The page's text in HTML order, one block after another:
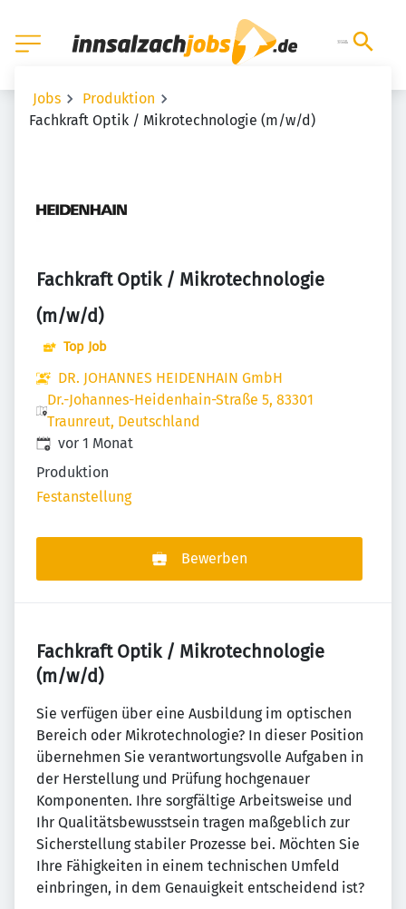
Jobs
Produktion
Fachkraft Optik / Mikrotechnologie (m/w/d)
Fachkraft Optik / Mikrotechnologie
(m/w/d)
Top Job
DR. JOHANNES HEIDENHAIN GmbH
Dr.-Johannes-Heidenhain-Straße 5, 83301
Traunreut, Deutschland
Veröffentlicht:
vor 1 Monat
Produktion
Festanstellung
Bewerben
Fachkraft Optik / Mikrotechnologie
(m/w/d)
Sie verfügen über eine Ausbildung im optischen
Bereich oder Mikrotechnologie? In dieser Position
übernehmen Sie verantwortungsvolle Aufgaben in
der Herstellung und Prüfung hochgenauer
Komponenten. Ihre sorgfältige Arbeitsweise und
Ihr Qualitätsbewusstsein tragen maßgeblich zur
Sicherstellung stabiler Prozesse bei. Möchten Sie
Ihre Fähigkeiten in einem technischen Umfeld
einbringen, in dem Genauigkeit entscheidend ist?